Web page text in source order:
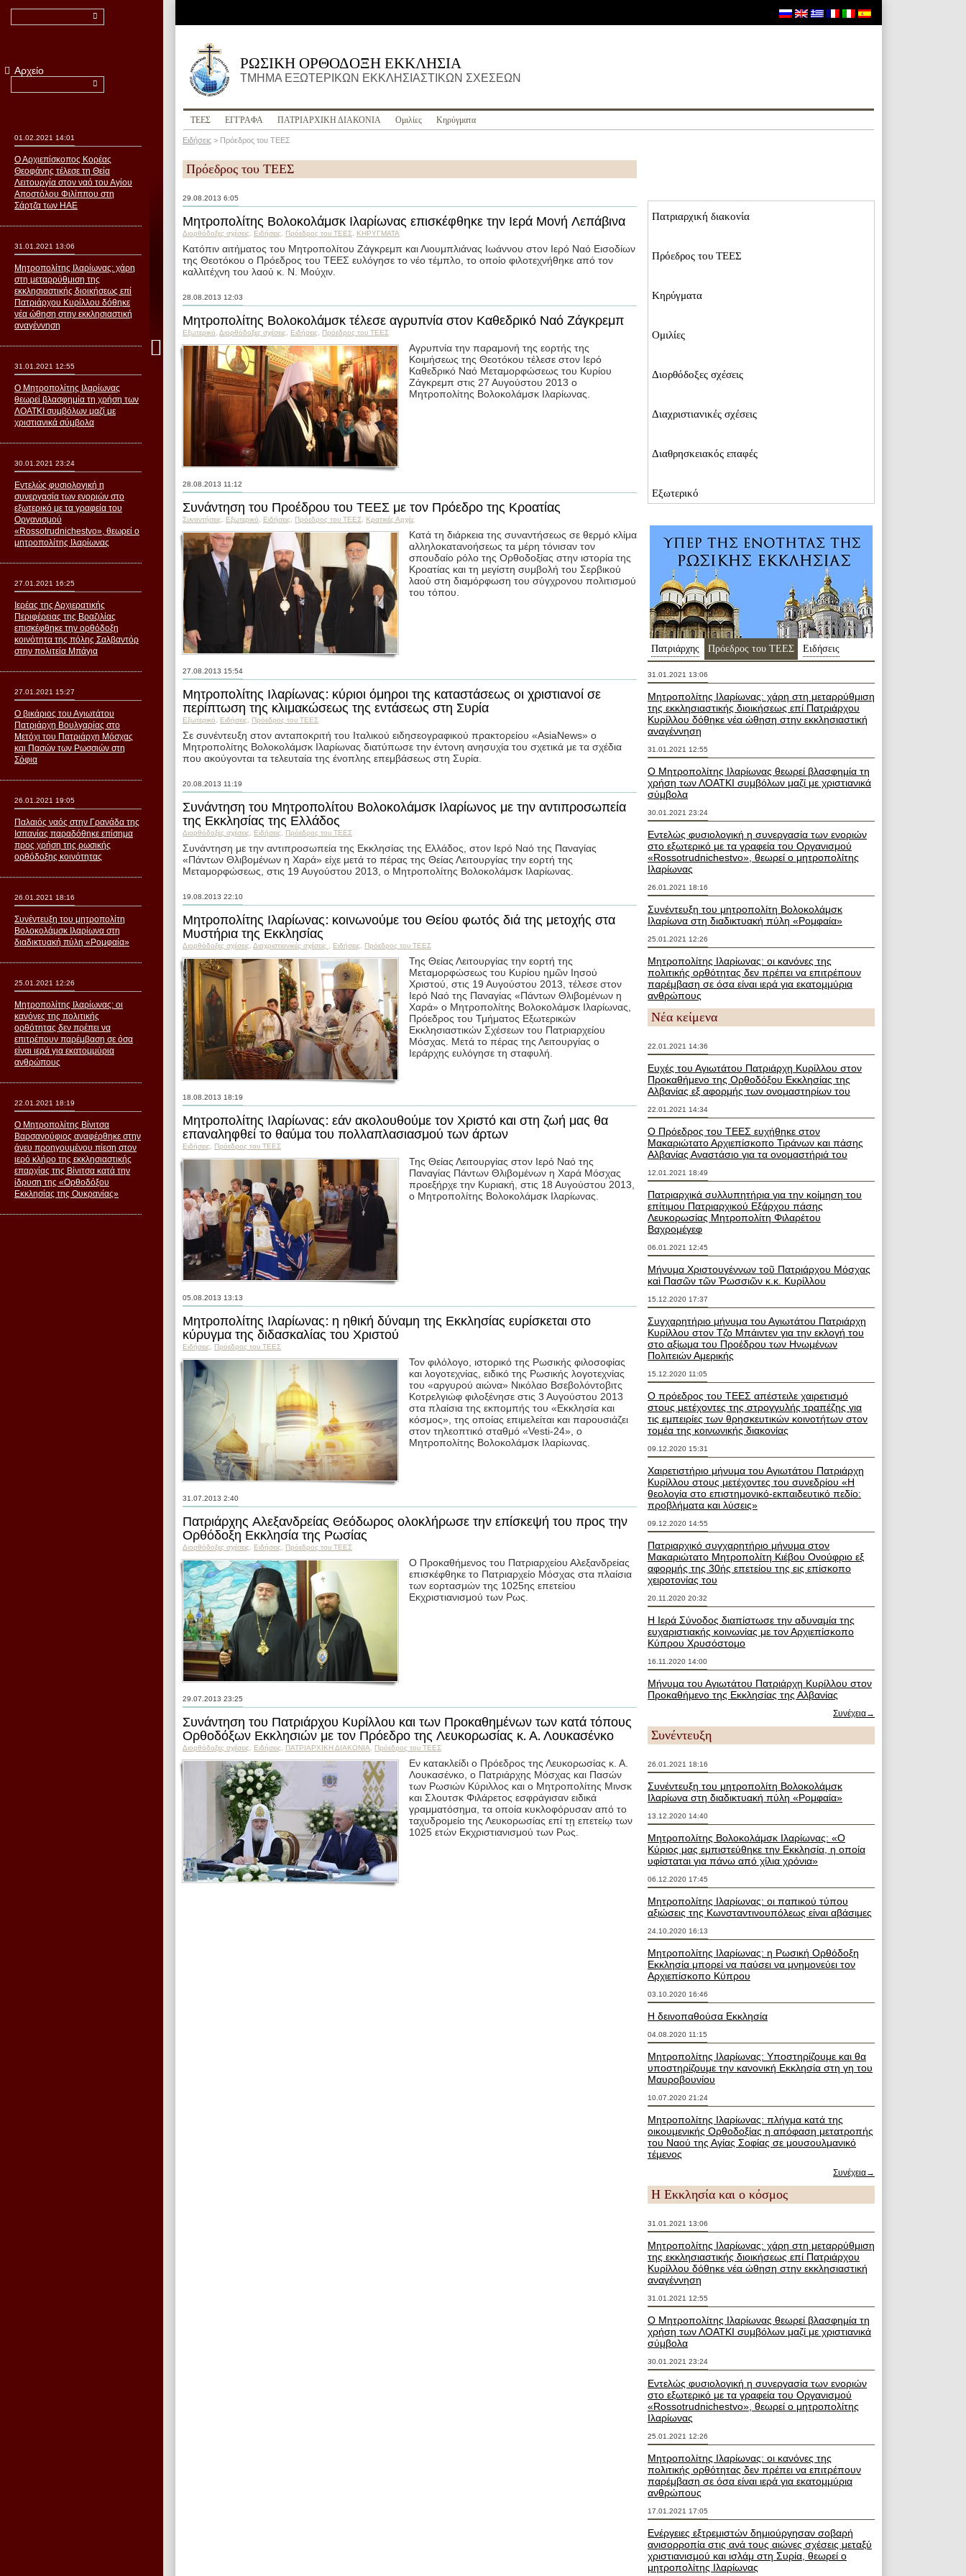
ΡΩΣΙΚΗ ΟΡΘΟΔΟΞΗ ΕΚΚΛΗΣΙΑ
ΤΜΗΜΑ ΕΞΩΤΕΡΙΚΩΝ ΕΚΚΛΗΣΙΑΣΤΙΚΩΝ ΣΧΕΣΕΩΝ
ΤΕΕΣ ΕΓΓΡΑΦΑ ПΑΤΡΙΑΡΧΙΚΗ ΔΙΑΚΟΝΙΑ Ομιλίες Κηρύγματα
Ειδήσεις > Пρόεδρος του ΤΕΕΣ
Пρόεδρος του ΤΕΕΣ
29.08.2013 6:05
Μητροπολίτης Βολοκολάμσκ Ιλαρίωνας επισκέφθηκε την Ιερά Μονή Λεπάβινα
Διορθόδοξες σχέσεις Ειδήσεις Пρόεδρος του ΤΕΕΣ ΚΗΡΥΓΜΑΤΑ
Κατόπιν αιτήματος του Μητροπολίτου Ζάγκρεμπ και Λιουμπλιάνας Ιωάννου στον Ιερό Ναό Εισοδίων
της Θεοτόκου ο Πρόεδρος του ΤΕΕΣ ευλόγησε το νέο τέμπλο, το οποίο φιλοτεχνήθηκε από τον
καλλιτέχνη του λαού κ. Ν. Μούχιν.
28.08.2013 12:03
Μητροπολίτης Βολοκολάμσκ τέλεσε αγρυπνία στον Καθεδρικό Ναό Ζάγκρεμπ
Εξωτερικό Διορθόδοξες σχέσεις Ειδήσεις Пρόεδρος του ΤΕΕΣ
Αγρυπνία την παραμονή της εορτής της
Κοιμήσεως της Θεοτόκου τέλεσε στον Ιερό
Καθεδρικό Ναό Μεταμορφώσεως του Κυρίου
Ζάγκρεμπ στις 27 Αυγούστου 2013 ο
Μητροπολίτης Βολοκολάμσκ Ιλαρίωνας.
28.08.2013 11:12
Συνάντηση του Προέδρου του ΤΕΕΣ με τον Πρόεδρο της Κροατίας
Συναντήσεις Εξωτερικό Ειδήσεις Пρόεδρος του ΤΕΕΣ Κρατικές Αρχές
Κατά τη διάρκεια της συναντήσεως σε θερμό κλίμα
αλληλοκατανοήσεως τα μέρη τόνισαν τον
σπουδαίο ρόλο της Ορθοδοξίας στην ιστορία της
Κροατίας και τη μεγίστη συμβολή του Σερβικού
λαού στη διαμόρφωση του σύγχρονου πολιτισμού
του τόπου.
27.08.2013 15:54
Μητροπολίτης Ιλαρίωνας: κύριοι όμηροι της καταστάσεως οι χριστιανοί σε
περίπτωση της κλιμακώσεως της εντάσεως στη Συρία
Εξωτερικό Ειδήσεις Пρόεδρος του ΤΕΕΣ
Σε συνέντευξη στον ανταποκριτή του Ιταλικού ειδησεογραφικού πρακτορείου «AsiaNews» ο
Μητροπολίτης Βολοκολάμσκ Ιλαρίωνας διατύπωσε την έντονη ανησυχία του σχετικά με τα σχέδια
που ακούγονται τα τελευταία της ένοπλης επεμβάσεως στη Συρία.
20.08.2013 11:19
Συνάντηση του Μητροπολίτου Βολοκολάμσκ Ιλαρίωνος με την αντιπροσωπεία
της Εκκλησίας της Ελλάδος
Διορθόδοξες σχέσεις Ειδήσεις Пρόεδρος του ΤΕΕΣ
Συνάντηση με την αντιπροσωπεία της Εκκλησίας της Ελλάδος, στον Ιερό Ναό της Παναγίας
«Πάντων Θλιβομένων η Χαρά» είχε μετά το πέρας της Θείας Λειτουργίας την εορτή της
Μεταμορφώσεως, στις 19 Αυγούστου 2013, ο Μητροπολίτης Βολοκολάμσκ Ιλαρίωνας.
19.08.2013 22:10
Μητροπολίτης Ιλαρίωνας: κοινωνούμε του Θείου φωτός διά της μετοχής στα
Μυστήρια της Εκκλησίας
Διορθόδοξες σχέσεις Διαχριστιανικές σχέσεις Ειδήσεις Пρόεδρος του ΤΕΕΣ
Της Θείας Λειτουργίας την εορτή της
Μεταμορφώσεως του Κυρίου ημῶν Ιησού
Χριστού, στις 19 Αυγούστου 2013, τέλεσε στον
Ιερό Ναό της Παναγίας «Πάντων Θλιβομένων η
Χαρά» ο Μητροπολίτης Βολοκολάμσκ Ιλαρίωνας,
Πρόεδρος του Τμήματος Εξωτερικών
Εκκλησιαστικών Σχέσεων του Πατριαρχείου
Μόσχας. Μετά το πέρας της Λειτουργίας ο
Ιεράρχης ευλόγησε τη σταφυλή.
18.08.2013 18:19
Μητροπολίτης Ιλαρίωνας: εάν ακολουθούμε τον Χριστό και στη ζωή μας θα
επαναληφθεί το θαύμα του πολλαπλασιασμού των άρτων
Ειδήσεις Пρόεδρος του ΤΕΕΣ
Της Θείας Λειτουργίας στον Ιερό Ναό της
Παναγίας Πάντων Θλιβομένων η Χαρά Μόσχας
προεξήρχε την Κυριακή, στις 18 Αυγούστου 2013,
ο Μητροπολίτης Βολοκολάμσκ Ιλαρίωνας.
05.08.2013 13:13
Μητροπολίτης Ιλαρίωνας: η ηθική δύναμη της Εκκλησίας ευρίσκεται στο
κύρυγμα της διδασκαλίας του Χριστού
Ειδήσεις Пρόεδρος του ΤΕΕΣ
Τον φιλόλογο, ιστορικό της Ρωσικής φιλοσοφίας
και λογοτεχνίας, ειδικό της Ρωσικής λογοτεχνίας
του «αργυρού αιώνα» Νικόλαο Βσεβολόντοβιτς
Κοτρελγιώφ φιλοξένησε στις 3 Αυγούστου 2013
στα πλαίσια της εκπομπής του «Εκκλησία και
κόσμος», της οποίας επιμελείται και παρουσιάζει
στον τηλεοπτικό σταθμό «Vesti-24», ο
Μητροπολίτης Βολοκολάμσκ Ιλαρίωνας.
31.07.2013 2:40
Πατριάρχης Αλεξανδρείας Θεόδωρος ολοκλήρωσε την επίσκεψή του προς την
Ορθόδοξη Εκκλησία της Ρωσίας
Διορθόδοξες σχέσεις Ειδήσεις Пρόεδρος του ΤΕΕΣ
Ο Προκαθήμενος του Πατριαρχείου Αλεξανδρείας
επισκέφθηκε το Πατριαρχείο Μόσχας στα πλαίσια
των εορτασμών της 1025ης επετείου
Εκχριστιανισμού των Ρως.
29.07.2013 23:25
Συνάντηση του Πατριάρχου Κυρίλλου και των Προκαθημένων των κατά τόπους
Ορθοδόξων Εκκλησιών με τον Πρόεδρο της Λευκορωσίας κ. Α. Λουκασένκο
Διορθόδοξες σχέσεις Ειδήσεις ПΑΤΡΙΑΡΧΙΚΗ ΔΙΑΚΟΝΙΑ Пρόεδρος του ΤΕΕΣ
Εν κατακλείδι ο Πρόεδρος της Λευκορωσίας κ. Α.
Λουκασένκο, ο Πατριάρχης Μόσχας και Πασών
των Ρωσιών Κύριλλος και ο Μητροπολίτης Μινσκ
και Σλουτσκ Φιλάρετος εσφράγισαν ειδικά
γραμματόσημα, τα οποία κυκλοφόρυσαν από το
ταχυδρομείο της Λευκορωσίας επί τῃ επετείῳ των
1025 ετών Εκχριστιανισμού των Ρως.
Пατριαρχική διακονία
Пρόεδρος του ΤΕΕΣ
Κηρύγματα
Ομιλίες
Διορθόδοξες σχέσεις
Διαχριστιανικές σχέσεις
Διαθρησκειακός επαφές
Εξωτερικό
Πατριάρχης Пρόεδρος του ΤΕΕΣ Ειδήσεις
31.01.2021 13:06
Μητροπολίτης Ιλαρίωνας: χάρη στη μεταρρύθμιση
της εκκλησιαστικής διοικήσεως επί Πατριάρχου
Κυρίλλου δόθηκε νέα ώθηση στην εκκλησιαστική
αναγέννηση
31.01.2021 12:55
Ο Μητροπολίτης Ιλαρίωνας θεωρεί βλασφημία τη
χρήση των ΛΟΑΤΚΙ συμβόλων μαζί με χριστιανικά
σύμβολα
30.01.2021 23:24
Εντελώς φυσιολογική η συνεργασία των ενοριών
στο εξωτερικό με τα γραφεία του Οργανισμού
«Rossotrudnichestvo», θεωρεί ο μητροπολίτης
Ιλαρίωνας
26.01.2021 18:16
Συνέντευξη του μητροπολίτη Βολοκολάμσκ
Ιλαρίωνα στη διαδικτυακή πύλη «Ρομφαία»
25.01.2021 12:26
Μητροπολίτης Ιλαρίωνας: οι κανόνες της
πολιτικής ορθότητας δεν πρέπει να επιτρέπουν
παρέμβαση σε όσα είναι ιερά για εκατομμύρια
ανθρώπους
Νέα κείμενα
22.01.2021 14:36
Ευχές του Αγιωτάτου Πατριάρχη Κυρίλλου στον
Προκαθήμενο της Ορθοδόξου Εκκλησίας της
Αλβανίας εξ αφορμής των ονομαστηρίων του
22.01.2021 14:34
Ο Πρόεδρος του ΤΕΕΣ ευχήθηκε στον
Μακαριώτατο Αρχιεπίσκοπο Τιράνων και πάσης
Αλβανίας Αναστάσιο για τα ονομαστήριά του
12.01.2021 18:49
Πατριαρχικά συλλυπητήρια για την κοίμηση του
επίτιμου Πατριαρχικού Εξάρχου πάσης
Λευκορωσίας Μητροπολίτη Φιλαρέτου
Βαχρομέγεφ
06.01.2021 12:45
Μήνυμα Χριστουγέννων τοῦ Πατριάρχου Μόσχας
καὶ Πασῶν τῶν Ῥωσσιῶν κ.κ. Κυρίλλου
15.12.2020 17:37
Συγχαρητήριο μήνυμα του Αγιωτάτου Πατριάρχη
Κυρίλλου στον Τζο Μπάιντεν για την εκλογή του
στο αξίωμα του Προέδρου των Ηνωμένων
Πολιτειών Αμερικής
15.12.2020 11:05
Ο πρόεδρος του ΤΕΕΣ απέστειλε χαιρετισμό
στους μετέχοντες της στρογγυλής τραπέζης για
τις εμπειρίες των θρησκευτικών κοινοτήτων στον
τομέα της κοινωνικής διακονίας
09.12.2020 15:31
Χαιρετιστήριο μήνυμα του Αγιωτάτου Πατριάρχη
Κυρίλλου στους μετέχοντες του συνεδρίου «Η
θεολογία στο επιστημονικό-εκπαιδευτικό πεδίο:
προβλήματα και λύσεις»
09.12.2020 14:55
Πατριαρχικό συγχαρητήριο μήνυμα στον
Μακαριώτατο Μητροπολίτη Κιέβου Ονούφριο εξ
αφορμής της 30ής επετείου της εις επίσκοπο
χειροτονίας του
20.11.2020 20:32
Η Ιερά Σύνοδος διαπίστωσε την αδυναμία της
ευχαριστιακής κοινωνίας με τον Αρχιεπίσκοπο
Κύπρου Χρυσόστομο
16.11.2020 14:00
Μήνυμα του Αγιωτάτου Πατριάρχη Κυρίλλου στον
Προκαθήμενο της Εκκλησίας της Αλβανίας
Συνέχεια→
Συνέντευξη
26.01.2021 18:16
Συνέντευξη του μητροπολίτη Βολοκολάμσκ
Ιλαρίωνα στη διαδικτυακή πύλη «Ρομφαία»
13.12.2020 14:40
Μητροπολίτης Βολοκολάμσκ Ιλαρίωνας: «Ο
Κύριος μας εμπιστεύθηκε την Εκκλησία, η οποία
υφίσταται για πάνω από χίλια χρόνια»
06.12.2020 17:45
Μητροπολίτης Ιλαρίωνας: οι παπικού τύπου
αξιώσεις της Κωνσταντινουπόλεως είναι αβάσιμες
24.10.2020 16:13
Μητροπολίτης Ιλαρίωνας: η Ρωσική Ορθόδοξη
Εκκλησία μπορεί να παύσει να μνημονεύει τον
Αρχιεπίσκοπο Κύπρου
03.10.2020 16:46
Η δεινοπαθούσα Εκκλησία
04.08.2020 11:15
Μητροπολίτης Ιλαρίωνας: Υποστηρίζουμε και θα
υποστηρίζουμε την κανονική Εκκλησία στη γη του
Μαυροβουνίου
10.07.2020 21:24
Μητροπολίτης Ιλαρίωνας: πλήγμα κατά της
οικουμενικής Ορθοδοξίας η απόφαση μετατροπής
του Ναού της Αγίας Σοφίας σε μουσουλμανικό
τέμενος
Συνέχεια→
Η Εκκλησία και ο κόσμος
31.01.2021 13:06
Μητροπολίτης Ιλαρίωνας: χάρη στη μεταρρύθμιση
της εκκλησιαστικής διοικήσεως επί Πατριάρχου
Κυρίλλου δόθηκε νέα ώθηση στην εκκλησιαστική
αναγέννηση
31.01.2021 12:55
Ο Μητροπολίτης Ιλαρίωνας θεωρεί βλασφημία τη
χρήση των ΛΟΑΤΚΙ συμβόλων μαζί με χριστιανικά
σύμβολα
30.01.2021 23:24
Εντελώς φυσιολογική η συνεργασία των ενοριών
στο εξωτερικό με τα γραφεία του Οργανισμού
«Rossotrudnichestvo», θεωρεί ο μητροπολίτης
Ιλαρίωνας
25.01.2021 12:26
Μητροπολίτης Ιλαρίωνας: οι κανόνες της
πολιτικής ορθότητας δεν πρέπει να επιτρέπουν
παρέμβαση σε όσα είναι ιερά για εκατομμύρια
ανθρώπους
17.01.2021 17:05
Ενέργειες εξτρεμιστών δημιούργησαν σοβαρή
ανισορροπία στις ανά τους αιώνες σχέσεις μεταξύ
χριστιανισμού και ισλάμ στη Συρία, θεωρεί ο
μητροπολίτης Ιλαρίωνας
Αρχείο
01.02.2021 14:01
Ο Αρχιεπίσκοπος Κορέας
Θεοφάνης τέλεσε τη Θεία
Λειτουργία στον ναό του Αγίου
Αποστόλου Φιλίππου στη
Σάρτζα των ΗΑΕ
31.01.2021 13:06
Μητροπολίτης Ιλαρίωνας: χάρη
στη μεταρρύθμιση της
εκκλησιαστικής διοικήσεως επί
Πατριάρχου Κυρίλλου δόθηκε
νέα ώθηση στην εκκλησιαστική
αναγέννηση
31.01.2021 12:55
Ο Μητροπολίτης Ιλαρίωνας
θεωρεί βλασφημία τη χρήση των
ΛΟΑΤΚΙ συμβόλων μαζί με
χριστιανικά σύμβολα
30.01.2021 23:24
Εντελώς φυσιολογική η
συνεργασία των ενοριών στο
εξωτερικό με τα γραφεία του
Οργανισμού
«Rossotrudnichestvo», θεωρεί ο
μητροπολίτης Ιλαρίωνας
27.01.2021 16:25
Ιερέας της Αρχιερατικής
Περιφέρειας της Βραζιλίας
επισκέφθηκε την ορθόδοξη
κοινότητα της πόλης Σαλβαντόρ
στην πολιτεία Μπάγια
27.01.2021 15:27
Ο βικάριος του Αγιωτάτου
Πατριάρχη Βουλγαρίας στο
Μετόχι του Πατριάρχη Μόσχας
και Πασών των Ρωσσιών στη
Σόφια
26.01.2021 19:05
Παλαιός ναός στην Γρανάδα της
Ισπανίας παραδόθηκε επίσημα
προς χρήση της ρωσικής
ορθόδοξης κοινότητας
26.01.2021 18:16
Συνέντευξη του μητροπολίτη
Βολοκολάμσκ Ιλαρίωνα στη
διαδικτυακή πύλη «Ρομφαία»
25.01.2021 12:26
Μητροπολίτης Ιλαρίωνας: οι
κανόνες της πολιτικής
ορθότητας δεν πρέπει να
επιτρέπουν παρέμβαση σε όσα
είναι ιερά για εκατομμύρια
ανθρώπους
22.01.2021 18:19
Ο Μητροπολίτης Βίνιτσα
Βαρσανούφιος αναφέρθηκε στην
άνευ προηγουμένου πίεση στον
ιερό κλήρο της εκκλησιαστικής
επαρχίας της Βίνιτσα κατά την
ίδρυση της «Ορθοδόξου
Εκκλησίας της Ουκρανίας»